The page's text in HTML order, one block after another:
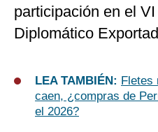
participación en el
Diplomático
LEA TAMBIÉN: Fletes
caen, ¿compras de
el 2026?